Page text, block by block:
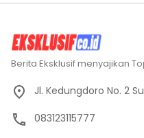
Berita Eksklusif menyajikan
Jl. Kedungdoro No. 2
083123115777